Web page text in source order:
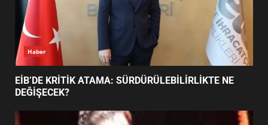
BURHANİYE SATRANÇ
TURNUVASI KAYITLARI NEYİ
DEĞİŞTİRİYOR?
BURHANİYE BELEDİYESPOR’DA
Haber
EİB’DE KRİTİK ATAMA: SÜRDÜRÜLEBİLİRLİKTE NE
DEĞİŞECEK?